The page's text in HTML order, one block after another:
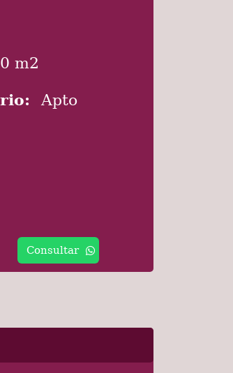
m2
Apto
Consultar